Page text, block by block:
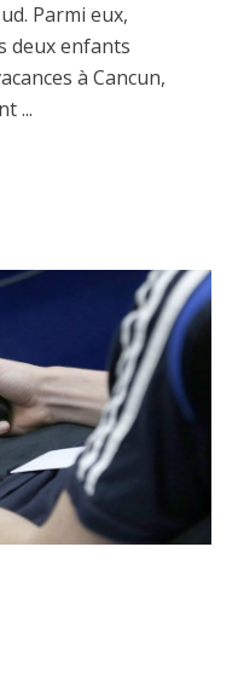
Parmi eux,
deux enfants
à Cancun,
...